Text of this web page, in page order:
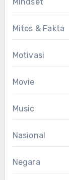
Mitos & Fakta
Motivasi
Movie
Music
Nasional
Negara